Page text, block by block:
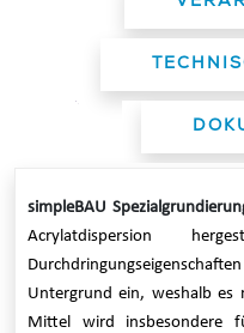
simpleBAU
Acrylatdispersion
Untergrund ein, weshalb es
Mittel wird insbesondere